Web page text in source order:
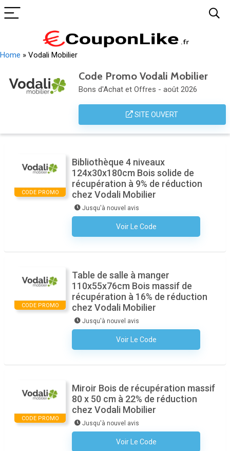
Home » Vodali Mobilier
Code Promo Vodali Mobilier
Bons d'Achat et Offres - août 2026
SITE OUVERT
CODE PROMO
Bibliothèque 4 niveaux
124x30x180cm Bois solide de
récupération à 9% de réduction
chez Vodali Mobilier
Jusqu'à nouvel avis
Voir Le Code
Aucun Code N'est Nécessaire
CODE PROMO
Table de salle à manger
110x55x76cm Bois massif de
récupération à 16% de réduction
chez Vodali Mobilier
Jusqu'à nouvel avis
Voir Le Code
Aucun Code N'est Nécessaire
CODE PROMO
Miroir Bois de récupération massif
80 x 50 cm à 22% de réduction
chez Vodali Mobilier
Jusqu'à nouvel avis
Voir Le Code
Aucun Code N'est Nécessaire